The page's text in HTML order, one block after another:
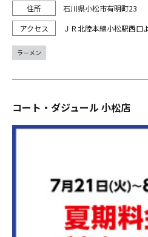
石川県小松市有明町23
ＪＲ北陸本線小松駅西口
ラーメン
コート・ダジュール 小松店